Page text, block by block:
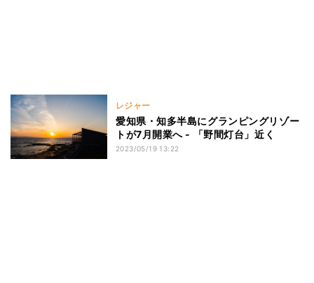
レジャー
愛知県・知多半島にグランピングリゾー
トが7月開業へ - 「野間灯台」近く
2023/05/19 13:22